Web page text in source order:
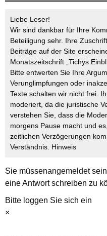
Liebe Leser!
Wir sind dankbar für Ihre
Beteiligung sehr. Ihre
Beiträge auf der Site
Monatszeitschrift „Tichys
Bitte entwerten Sie Ihre
Verunglimpfungen oder
Texte schalten wir nicht frei.
moderiert, da die juristische
verstehen Sie, dass die
morgens Pause macht und
zeitlichen Verzögerungen
Verständnis. Hinweis
Sie müssenangemeldetsein
eine Antwort schreiben zu
Bitte loggen Sie sich ein
×